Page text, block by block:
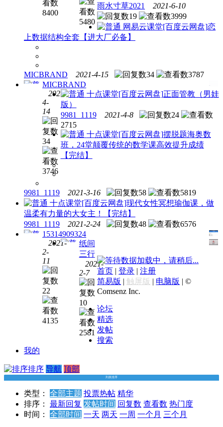
8400
5480
雨水寸草2021
2021-6-10
19
3999
网易云课堂[百度云网盘]恋
上数据结构全套【进大厂必备】
MICBRAND 2021-4-15 34 3787
盘]tan
视觉
CV
全套
课程
MICBRAND
2021-
4-
14
34
3746
十点课堂[百度云网盘]正面管教（男娃
版）
9981_1119
2021-4-8
24
2715
十点课堂[百度云网盘]摆脱题海奥数
班，24堂颠覆传统的数学课高效提升成绩
【完结】
9981_1119 2021-3-16 58
5819
十点课堂[百度云网盘]现代女性冥想瑜伽课，做
温柔有力量的大女主！【完结】
9981_1119
2021-2-24 48 6576
15314909324
2021-
2-
11
22
4135
入门
阶
纸间
三行
2021-
2-7
10
2581
数据加载中，请稍后...
首页 |登录 |注册
简易版 | 触屏版 | 电脑版 |©
Comsenz Inc.
论坛
精选
发帖
搜索
我的
排序 导航 顶部
列表排序
类型： 全部主题 投票热帖 精华
排序：
最新回复 发帖时间 回复数 查看数 热门度
时间：
全部时间 一天 两天 一周 一个月 三个月